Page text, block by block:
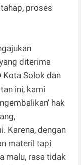
proses
diterima
Kota Solok dan
ini, kami
hak
Karena, dengan
materil tapi
malu, rasa tidak